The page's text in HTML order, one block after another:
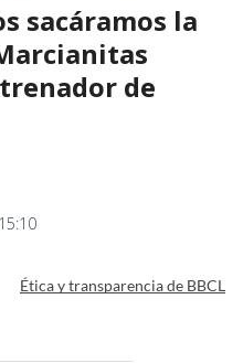
sacáramos la
de
Ética y transparencia de BBCL